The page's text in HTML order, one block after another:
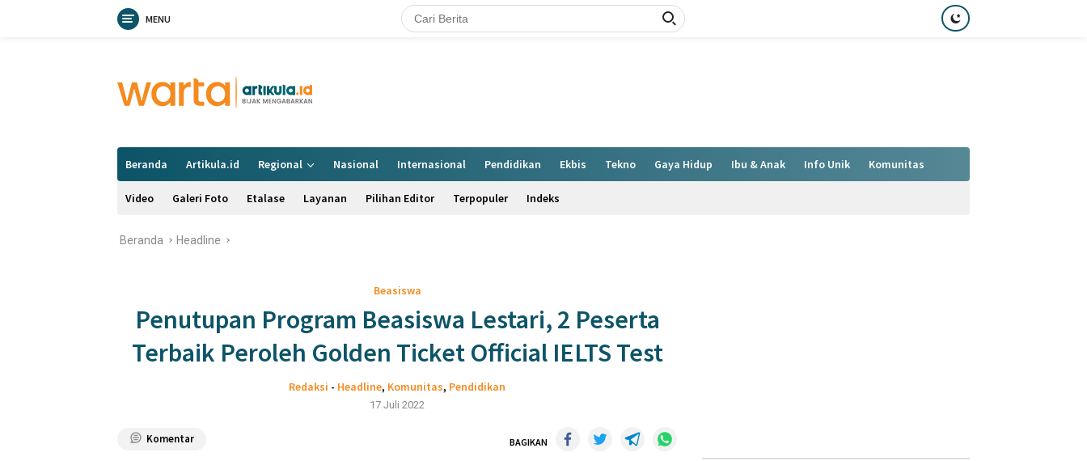
MENU
Beranda Artikula.id Regional Nasional Internasional Pendidikan Ekbis Tekno Gaya Hidup Ibu & Anak Info Unik Komunitas
Video Galeri Foto Etalase Layanan Pilihan Editor Terpopuler Indeks
Beranda Headline
Beasiswa
Penutupan Program Beasiswa Lestari, 2 Peserta
Terbaik Peroleh Golden Ticket Official IELTS Test
Redaksi - Headline, Komunitas, Pendidikan
17 Juli 2022
Komentar BAGIKAN